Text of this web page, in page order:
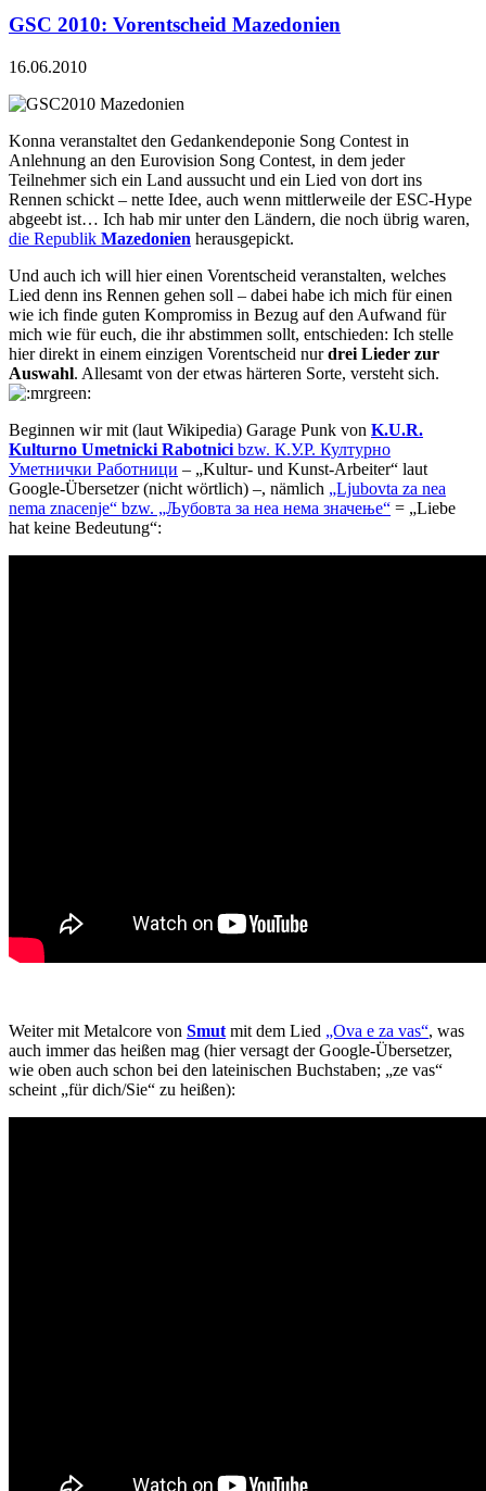
GSC 2010: Vorentscheid Mazedonien
16.06.2010
Konna veranstaltet den Gedankendeponie Song Contest in
Anlehnung an den Eurovision Song Contest, in dem jeder
Teilnehmer sich ein Land aussucht und ein Lied von dort ins
Rennen schickt – nette Idee, auch wenn mittlerweile der ESC-Hype
abgeebt ist… Ich hab mir unter den Ländern, die noch übrig waren,
die Republik Mazedonien herausgepickt.
Und auch ich will hier einen Vorentscheid veranstalten, welches
Lied denn ins Rennen gehen soll – dabei habe ich mich für einen
wie ich finde guten Kompromiss in Bezug auf den Aufwand für
mich wie für euch, die ihr abstimmen sollt, entschieden: Ich stelle
hier direkt in einem einzigen Vorentscheid nurdrei Lieder zur
Auswahl. Allesamt von der etwas härteren Sorte, versteht sich.
Beginnen wir mit (laut Wikipedia) Garage Punk von K.U.R.
Kulturno Umetnicki Rabotnici bzw. К.У.Р. Културно
Уметнички Работници – „Kultur- und Kunst-Arbeiter“ laut
Google-Übersetzer (nicht wörtlich) –, nämlich „Ljubovta za nea
nema znacenje“ bzw. „Љубовта за неа нема значење“ = „Liebe
hat keine Bedeutung“:
Weiter mit Metalcore von Smut mit dem Lied „Ova e za vas“, was
auch immer das heißen mag (hier versagt der Google-Übersetzer,
wie oben auch schon bei den lateinischen Buchstaben; „ze vas“
scheint „für dich/Sie“ zu heißen):